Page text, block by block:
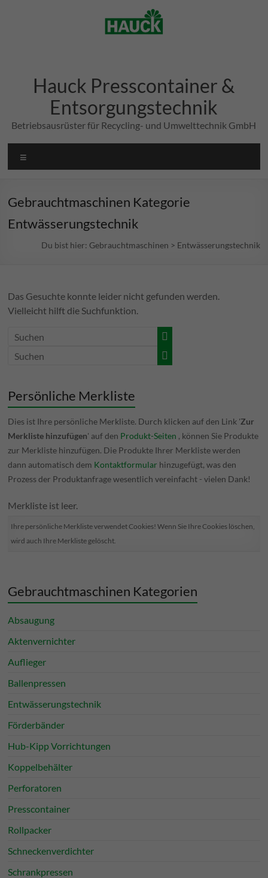
Hauck Presscontainer &
Entsorgungstechnik
Betriebsausrüster für Recycling- und Umwelttechnik GmbH
Gebrauchtmaschinen Kategorie
Entwässerungstechnik
Du bist hier: Gebrauchtmaschinen > Entwässerungstechnik
Das Gesuchte konnte leider nicht gefunden werden.
Vielleicht hilft die Suchfunktion.
Persönliche Merkliste
Dies ist Ihre persönliche Merkliste. Durch klicken auf den Link 'Zur
Merkliste hinzufügen' auf den Produkt-Seiten , können Sie Produkte
zur Merkliste hinzufügen. Die Produkte Ihrer Merkliste werden
dann automatisch dem Kontaktformular hinzugefügt, was den
Prozess der Produktanfrage wesentlich vereinfacht - vielen Dank!
Merkliste ist leer.
Ihre persönliche Merkliste verwendet Cookies! Wenn Sie Ihre Cookies löschen,
wird auch Ihre Merkliste gelöscht.
Gebrauchtmaschinen Kategorien
Absaugung
Aktenvernichter
Auflieger
Ballenpressen
Entwässerungstechnik
Förderbänder
Hub-Kipp Vorrichtungen
Koppelbehälter
Perforatoren
Presscontainer
Rollpacker
Schneckenverdichter
Schrankpressen